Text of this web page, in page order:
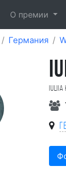
О премии
Германия
Iuliia
1